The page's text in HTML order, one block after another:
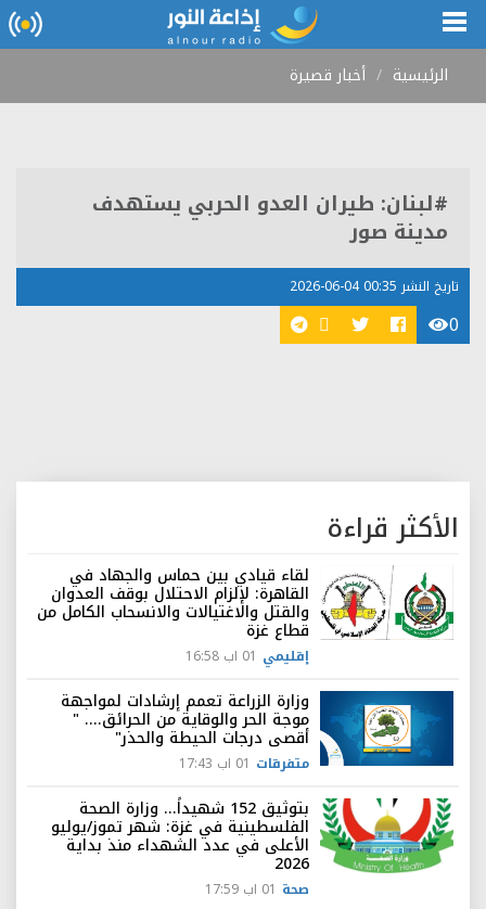
الرئيسية أخبار قصيرة
#لبنان: طيران العدو الحربي يستهدف
مدينة صور
تاريخ النشر 00:35 04-06-2026
0
الأكثر قراءة
لقاء قيادي بين حماس والجهاد في
القاهرة: لإلزام الاحتلال بوقف العدوان
والقتل والاغتيالات والانسحاب الكامل من
قطاع غزة
إقليمي 01 اب 16:58
وزارة الزراعة تعمم إرشادات لمواجهة
موجة الحر والوقاية من الحرائق.... "
أقصى درجات الحيطة والحذر"
متفرقات 01 اب 17:43
بتوثيق 152 شهيداً... وزارة الصحة
الفلسطينية في غزة: شهر تموز/يوليو
الأعلى في عدد الشهداء منذ بداية
2026
صحة 01 اب 17:59